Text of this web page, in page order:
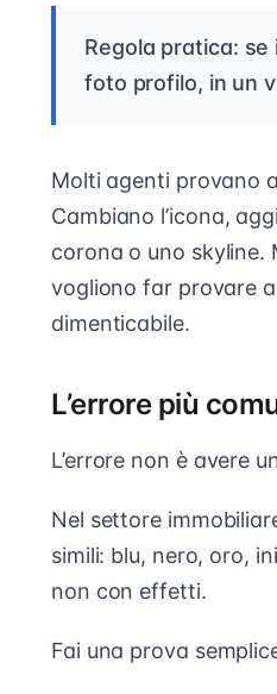
Regola pratica:
foto profilo, in un
Molti agenti provano
Cambiano l’icona,
corona o uno
vogliono far provare
dimenticabile.
L’errore più
L’errore non è avere
Nel settore
simili: blu, nero, oro,
non con effetti.
Fai una prova